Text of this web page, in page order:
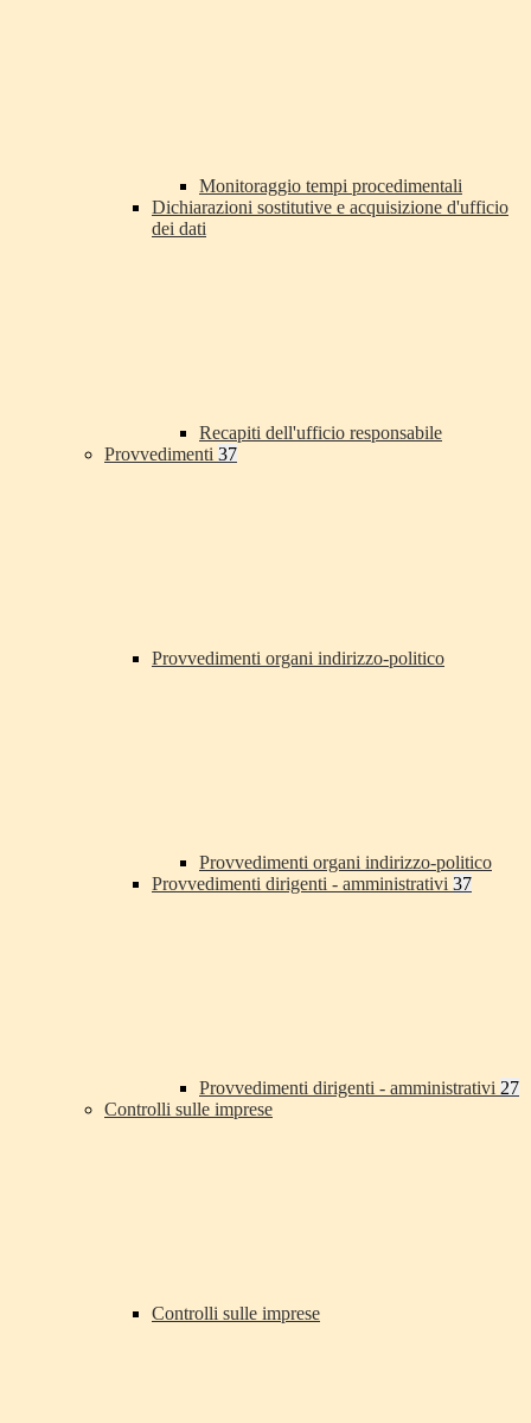
Monitoraggio tempi procedimentali
Dichiarazioni sostitutive e acquisizione d'ufficio
dei dati
Recapiti dell'ufficio responsabile
Provvedimenti 37
Provvedimenti organi indirizzo-politico
Provvedimenti organi indirizzo-politico
Provvedimenti dirigenti - amministrativi 37
Provvedimenti dirigenti - amministrativi 27
Controlli sulle imprese
Controlli sulle imprese